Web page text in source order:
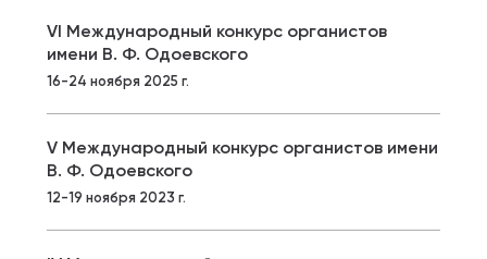
VI Международный конкурс органистов
имени В. Ф. Одоевского
16-24 ноября 2025 г.
V Международный конкурс органистов имени
В. Ф. Одоевского
12-19 ноября 2023 г.